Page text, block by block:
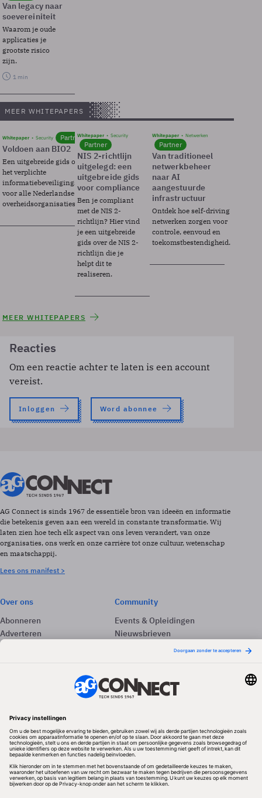
Van legacy naar
soevereiniteit
Waarom je oude
applicaties je
grootste risico
zijn.
1 min
MEER WHITEPAPERS
Whitepaper Security Partner
Voldoen aan BIO2
Een uitgebreide gids over BIO2,
het verplichte
informatiebeveiligingsframework
voor alle Nederlandse
overheidsorganisaties.
Whitepaper Security
Partner
NIS 2-richtlijn
uitgelegd: een
uitgebreide gids
voor compliance
Ben je compliant
met de NIS 2-
richtlijn? Hier vind
je een uitgebreide
gids over de NIS 2-
richtlijn die je
helpt dit te
realiseren.
Whitepaper Netwerken
Partner
Van traditioneel
netwerkbeheer
naar AI
aangestuurde
infrastructuur
Ontdek hoe self-driving
netwerken zorgen voor
controle, eenvoud en
toekomstbestendigheid.
MEER WHITEPAPERS
Reacties
Om een reactie achter te laten is een account
vereist.
Inloggen Word abonnee
AG Connect is sinds 1967 de essentiële bron van ideeën en informatie
die betekenis geven aan een wereld in constante transformatie. Wij
laten zien hoe tech elk aspect van ons leven verandert, van onze
organisaties, ons werk en onze carrière tot onze cultuur, wetenschap
en maatschappij.
Lees ons manifest >
Over ons
Abonneren
Adverteren
Community
Events & Opleidingen
Nieuwsbrieven
Redactionele partner